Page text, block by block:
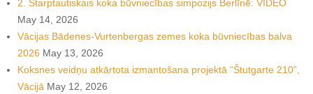
2. Starptautiskais koka būvniecības simpozijs Berlīnē: VIDEO
May 14, 2026
Vācijas Bādenes-Vurtenbergas zemes koka būvniecības balva
2026 May 13, 2026
Koksnes veidņu atkārtota izmantošana projektā “Štutgarte 210”,
Vācijā May 12, 2026